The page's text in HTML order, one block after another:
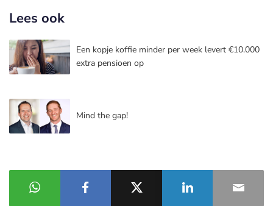
Lees ook
Een kopje koffie minder per week levert €10.000
extra pensioen op
Mind the gap!